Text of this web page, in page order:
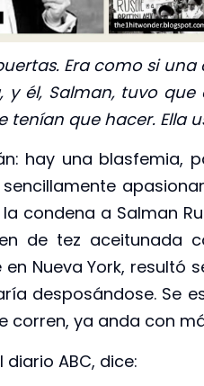
Era como si
y él, Salman, tuvo
tenían que hacer. Ella
hay una blasfemia,
condena a Salman
de tez aceitunada
Nueva York, resultó
desposándose. Se
corren, ya anda con
diario ABC, dice: